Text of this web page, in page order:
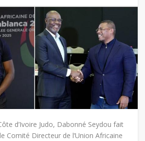
d’Ivoire Judo, Dabonné Seydou fait
Comité Directeur de l’Union Africaine